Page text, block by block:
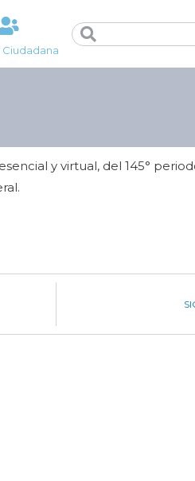
y virtual, del 145°